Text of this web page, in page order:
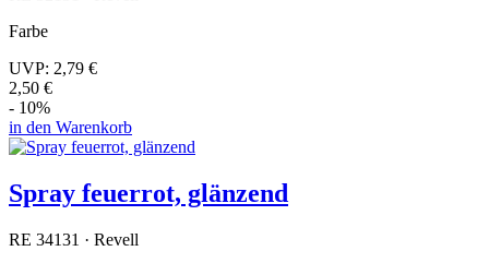
Farbe
UVP: 2,79 €
2,50 €
- 10%
in den Warenkorb
Spray feuerrot, glänzend
RE 34131 · Revell